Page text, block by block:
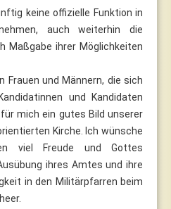
keine offizielle Funktion in
auch weiterhin die
Maßgabe ihrer Möglichkeiten
Frauen und Männern, die sich
und Kandidaten
mich ein gutes Bild unserer
Kirche. Ich wünsche
viel Freude und Gottes
ihres Amtes und ihre
in den Militärpfarren beim